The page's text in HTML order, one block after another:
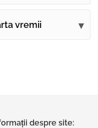
vremii
despre site: